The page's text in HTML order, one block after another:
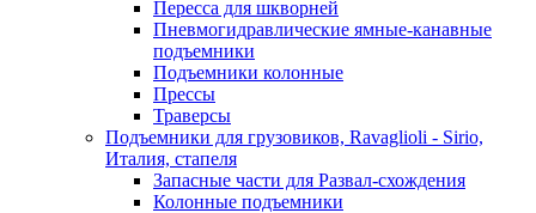
Пересса для шкворней
Пневмогидравлические ямные-канавные
подъемники
Подъемники колонные
Прессы
Траверсы
Подъемники для грузовиков, Ravaglioli - Sirio,
Италия, стапеля
Запасные части для Развал-схождения
Колонные подъемники